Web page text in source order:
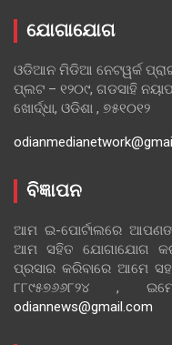
ଯୋଗାଯୋଗ
ଓଡିଆନ ମିଡିଆ ନେଟୱର୍କ
ପ୍ଲଟ – ୧୨୦୯, ଗଡସାହି
ଖୋର୍ଦ୍ଧା, ଓଡିଶା , ୭୫୧୦୧୨
ବିଜ୍ଞାପନ
ଆମ ଇ-ପୋର୍ଟାଲରେ
ଆମ ସହିତ ଯୋଗାଯୋଗ
ପ୍ରସାର କରିବାରେ ଆମେ
୮୮୯୫୭୬୬୮୨୪ ,
odiannews@gmail.com